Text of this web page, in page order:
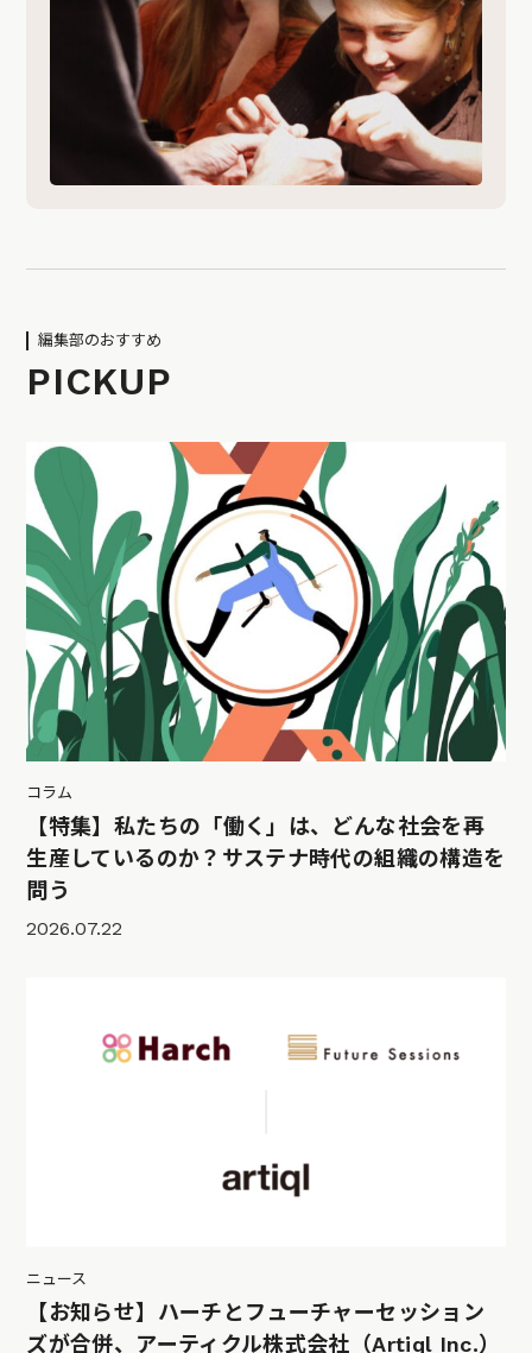
編集部のおすすめ
PICKUP
コラム
【特集】私たちの「働く」は、どんな社会を再
生産しているのか？サステナ時代の組織の構造を
問う
2026.07.22
ニュース
【お知らせ】ハーチとフューチャーセッション
ズが合併、アーティクル株式会社（Artiql Inc.）